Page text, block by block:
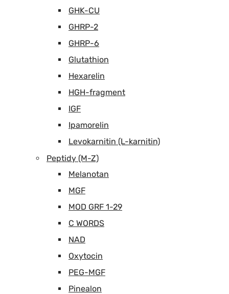
GHK-CU
GHRP-2
GHRP-6
Glutathion
Hexarelin
HGH-fragment
IGF
Ipamorelin
Levokarnitin (L-karnitin)
Peptidy (M-Z)
Melanotan
MGF
MOD GRF 1-29
C WORDS
NAD
Oxytocin
PEG-MGF
Pinealon